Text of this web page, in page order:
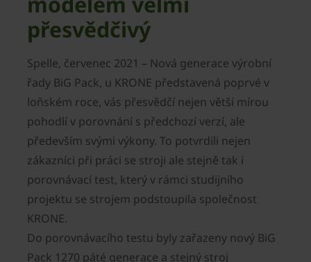
přesvědčivý
Spelle, červenec 2021 – Nová generace výrobní
řady BiG Pack, u KRONE představená poprvé v
loňském roce, vás přesvědčí nejen větší mírou
pohodlí v porovnání s předchozí verzí, ale
především svými výkony. To potvrdili nejen
zákazníci při práci se stroji ale stejně tak i
porovnávací test, který v rámci studijního
projektu se strojem podstoupila společnost
KRONE.
Do porovnávacího testu byly zařazeny nový BiG
Pack 1270 páté generace a stejný stroj